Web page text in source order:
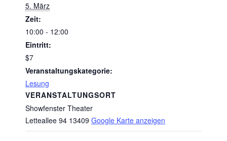
5. März
Zeit:
10:00 - 12:00
Eintritt:
$7
Veranstaltungskategorie:
Lesung
VERANSTALTUNGSORT
Showfenster Theater
Letteallee 94 13409 Google Karte anzeigen